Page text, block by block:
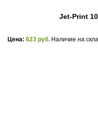
Jet-Print
Цена:623 руб. Наличие на